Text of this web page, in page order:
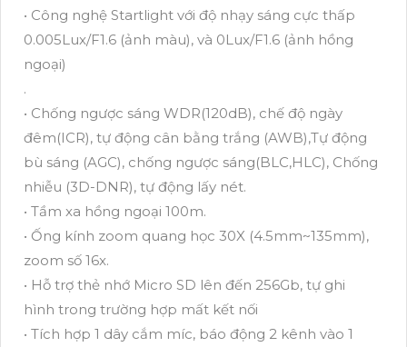
• Công nghệ Startlight với độ nhạy sáng cực thấp
0.005Lux/F1.6 (ảnh màu), và 0Lux/F1.6 (ảnh hồng
ngoại)
.
• Chống ngược sáng WDR(120dB), chế độ ngày
đêm(ICR), tự động cân bằng trắng (AWB),Tự động
bù sáng (AGC), chống ngược sáng(BLC,HLC), Chống
nhiễu (3D-DNR), tự động lấy nét.
• Tầm xa hồng ngoại 100m.
• Ống kính zoom quang học 30X (4.5mm~135mm),
zoom số 16x.
• Hỗ trợ thẻ nhớ Micro SD lên đến 256Gb, tự ghi
hình trong trường hợp mất kết nối
• Tích hợp 1 dây cắm míc, báo động 2 kênh vào 1